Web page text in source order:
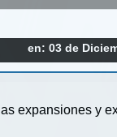
en: 03 de
expansiones y